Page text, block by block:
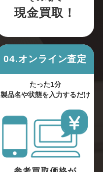
現金買取！
04.オンライン査定
たった1分
製品名や状態を入力するだけ